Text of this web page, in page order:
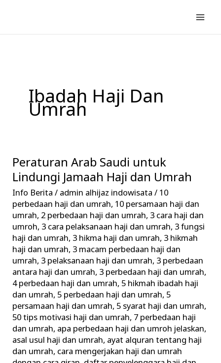
konten
Ibadah Haji Dan
Umrah
Peraturan Arab Saudi untuk
Lindungi Jamaah Haji dan Umrah
Info Berita / admin alhijaz indowisata/ 10
perbedaan haji dan umrah, 10 persamaan haji dan
umrah, 2 perbedaan haji dan umrah, 3 cara haji dan
umroh, 3 cara pelaksanaan haji dan umrah, 3 fungsi
haji dan umrah, 3 hikma haji dan umrah, 3 hikmah
haji dan umrah, 3 macam perbedaan haji dan
umrah, 3 pelaksanaan haji dan umrah, 3 perbedaan
antara haji dan umrah, 3 perbedaan haji dan umrah,
4 perbedaan haji dan umrah, 5 hikmah ibadah haji
dan umrah, 5 perbedaan haji dan umrah, 5
persamaan haji dan umrah, 5 syarat haji dan umrah,
50 tips motivasi haji dan umrah, 7 perbedaan haji
dan umrah, apa perbedaan haji dan umroh jelaskan,
asal usul haji dan umrah, ayat alquran tentang haji
dan umrah, cara mengerjakan haji dan umrah
Peraturan
Arab
Saudi
untuk
Lindungi
Jamaah
Haji
dan
Umrah